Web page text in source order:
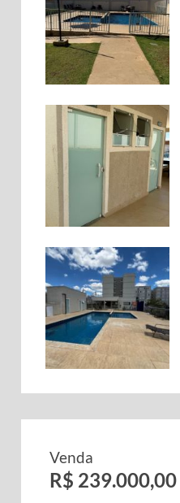
Venda
R$ 239.000,00